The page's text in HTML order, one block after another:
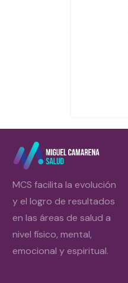
MCS facilita la evolución
y el logro de resultados
en las áreas de salud a
nivel físico, mental,
emocional y espiritual.